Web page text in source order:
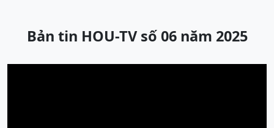
Bản tin HOU-TV số 06 năm 2025